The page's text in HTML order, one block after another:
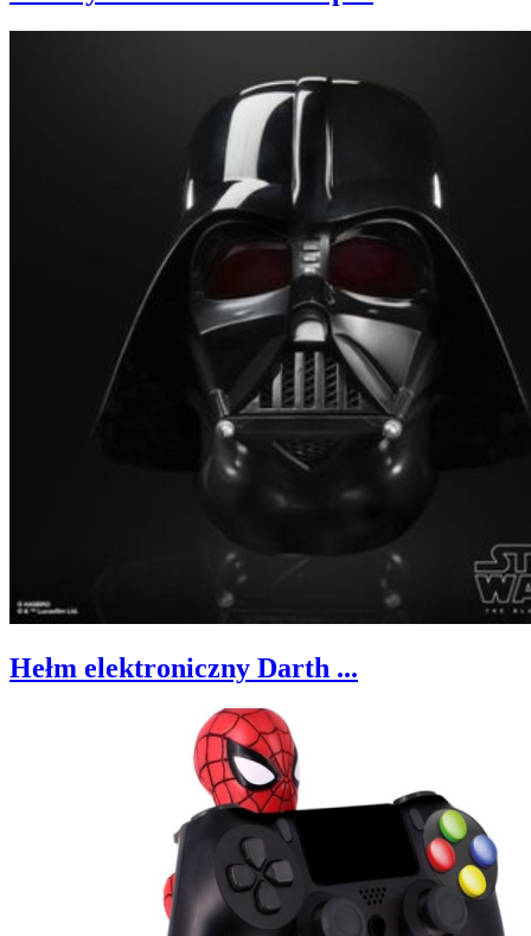
Hełm elektroniczny Darth ...